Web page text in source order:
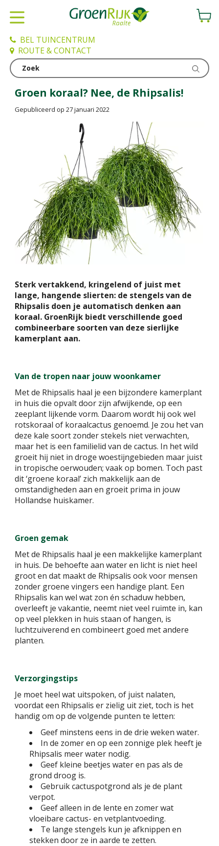
Nieuws
BEL TUINCENTRUM
ROUTE & CONTACT
Groen koraal? Nee, de Rhipsalis!
Gepubliceerd op 27 januari 2022
Sterk vertakkend, kringelend of juist met
lange, hangende slierten: de stengels van de
Rhipsalis doen je automatisch denken aan
koraal. GroenRijk biedt verschillende goed
combineerbare soorten van deze sierlijke
kamerplant aan.
Van de tropen naar jouw woonkamer
Met de Rhipsalis haal je een bijzondere kamerplant
in huis die opvalt door zijn afwijkende, op een
zeeplant lijkende vorm. Daarom wordt hij ook wel
rotskoraal of koraalcactus genoemd. Je zou het van
deze kale soort zonder stekels niet verwachten,
maar het is een familielid van de cactus. In het wild
groeit hij niet in droge woestijngebieden maar juist
in tropische oerwouden; vaak op bomen. Toch past
dit ‘groene koraal’ zich makkelijk aan de
omstandigheden aan en groeit prima in jouw
Hollandse huiskamer.
Groen gemak
Met de Rhipsalis haal je een makkelijke kamerplant
in huis. De behoefte aan water en licht is niet heel
groot en dat maakt de Rhipsalis ook voor mensen
zonder groene vingers een handige plant. Een
Rhipsalis kan wel wat zon én schaduw hebben,
overleeft je vakantie, neemt niet veel ruimte in, kan
op veel plekken in huis staan of hangen, is
luchtzuiverend en combineert goed met andere
planten.
Verzorgingstips
Je moet heel wat uitspoken, of juist nalaten,
voordat een Rhipsalis er zielig uit ziet, toch is het
handig om op de volgende punten te letten:
Geef minstens eens in de drie weken water.
In de zomer en op een zonnige plek heeft je
Rhipsalis meer water nodig.
Geef kleine beetjes water en pas als de
grond droog is.
Gebruik cactuspotgrond als je de plant
verpot.
Geef alleen in de lente en zomer wat
vloeibare cactus- en vetplantvoeding.
Te lange stengels kun je afknippen en
stekken door ze in aarde te zetten.